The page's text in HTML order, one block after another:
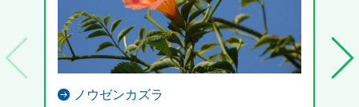
ノウゼンカズラ